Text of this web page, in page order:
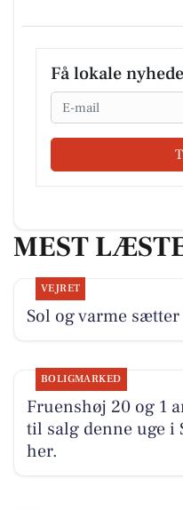
Få lokale
Email
MEST
VEJRET
Sol og varme
BOLIGMARKED
Fruenshøj 20 og 1
til salg denne uge i
her.